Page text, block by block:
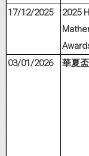
17/12/2025
2025
03/01/2026 華夏盃